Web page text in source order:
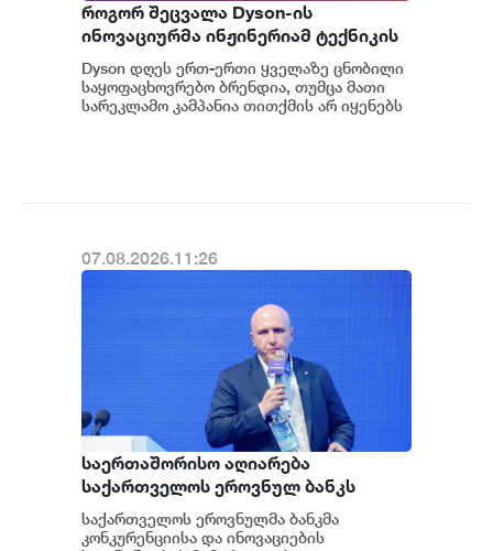
როგორ შეცვალა Dyson-ის
ინოვაციურმა ინჟინერიამ ტექნიკის
მოხმარება
Dyson დღეს ერთ-ერთი ყველაზე ცნობილი
საყოფაცხოვრებო ბრენდია, თუმცა მათი
სარეკლამო კამპანია თითქმის არ იყენებს
07.08.2026.11:26
საერთაშორისო აღიარება
საქართველოს ეროვნულ ბანკს
ფინანსური ინოვაციების
ავანგარდში აყენებს და მის
საქართველოს ეროვნულმა ბანკმა
კონკურენციისა და ინოვაციების